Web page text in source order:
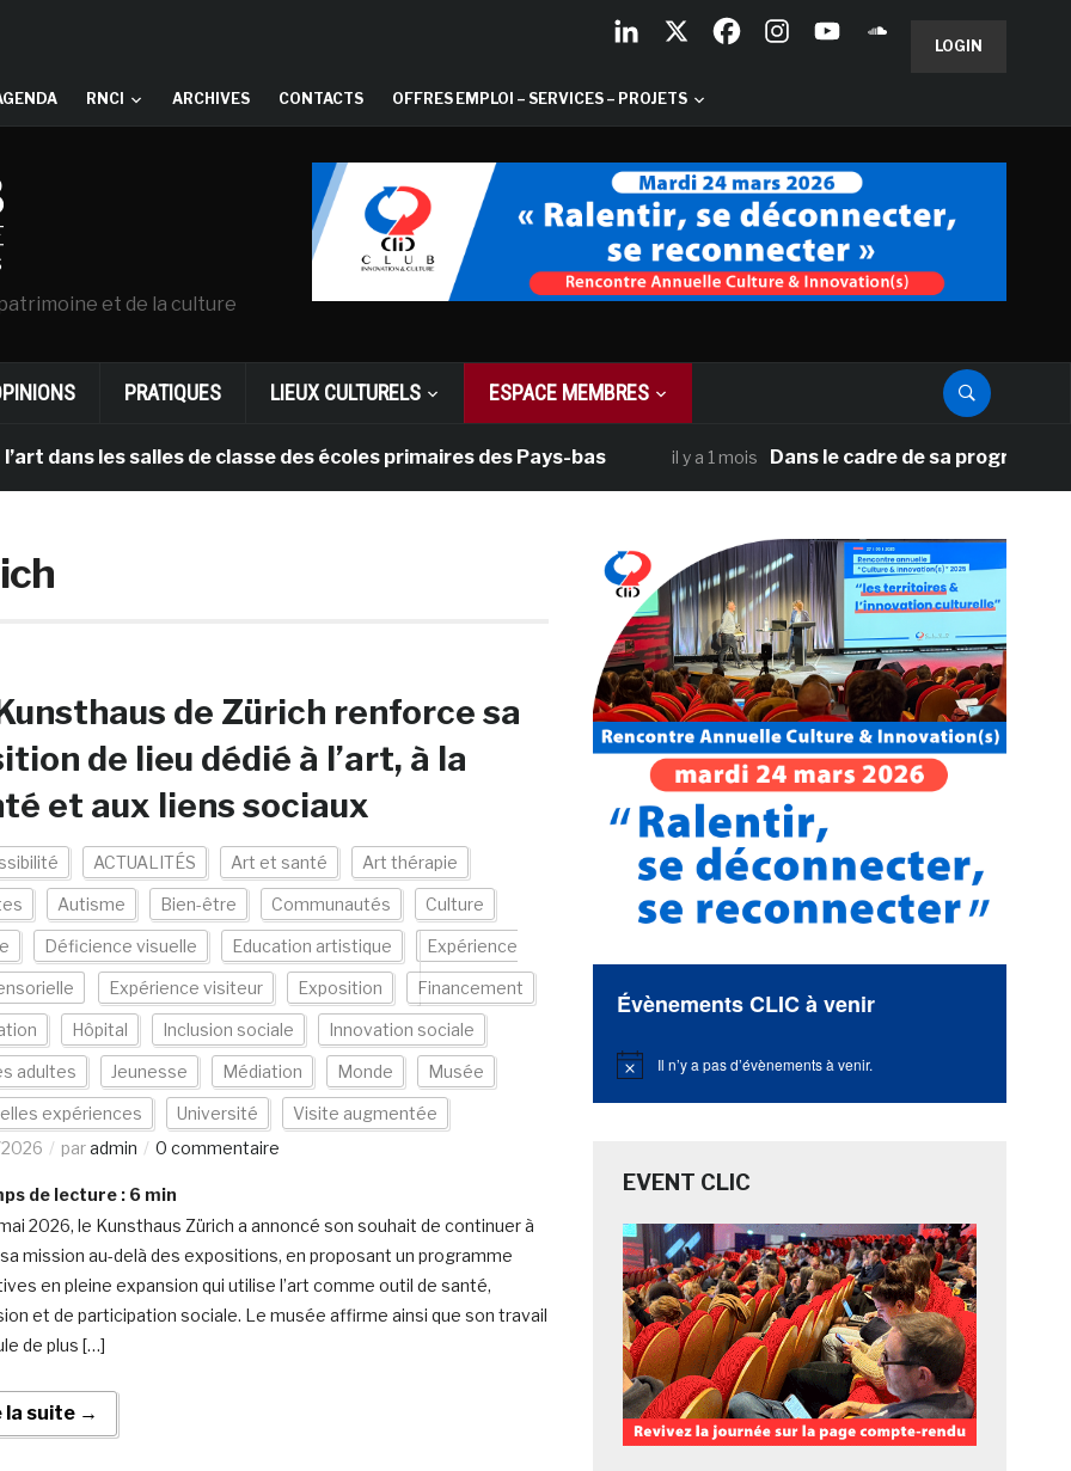
LOGIN
RNCI ARCHIVES CONTACTS OFFRES EMPLOI – SERVICES – PROJETS
et de la culture
PRATIQUES LIEUX CULTURELS ESPACE MEMBRES
les salles de classe des écoles primaires des Pays-bas il y a 1 mois Dans le cadre de sa programmation
de Zürich renforce sa
de lieu dédié à l’art, à la
et aux liens sociaux
ACTUALITÉS Art et santé Art thérapie
Autisme Bien-être Communautés Culture
Déficience visuelle Education artistique Expérience
Expérience visiteur Exposition Financement
Hôpital Inclusion sociale Innovation sociale
adultes Jeunesse Médiation Monde Musée
expériences Université
Visite augmentée
paradmin 0 commentaire
de lecture : 6 min
2026, le Kunsthaus Zürich a annoncé son souhait de continuer à
mission au-delà des expositions, en proposant un programme
en pleine expansion qui utilise l’art comme outil de santé,
et de participation sociale. Le musée affirme ainsi que son travail
de plus […]
la suite →
Évènements CLIC à venir
Notice Il n’y a pas d’évènements à venir.
EVENT CLIC